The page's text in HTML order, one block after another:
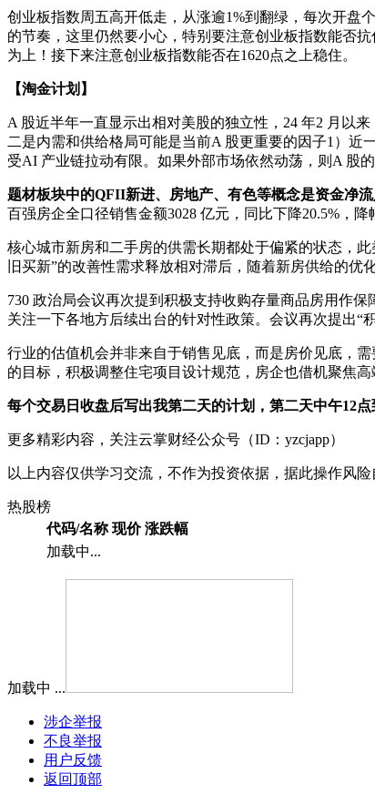
创业板指数周五高开低走，从涨逾1%到翻绿，每次开盘
的节奏，这里仍然要小心，特别要注意创业板指数能否
为上！接下来注意创业板指数能否在1620点之上稳住。
【淘金计划】
A 股近半年一直显示出相对美股的独立性，24 年2 月以
二是内需和供给格局可能是当前A 股更重要的因子1）
受AI 产业链拉动有限。如果外部市场依然动荡，则A 股
题材板块中的QFII新进、房地产、有色等概念是资金净
百强房企全口径销售金额3028 亿元，同比下降20.5%，
核心城市新房和二手房的供需长期都处于偏紧的状态，
旧买新”的改善性需求释放相对滞后，随着新房供给的优
730 政治局会议再次提到积极支持收购存量商品房用作
关注一下各地方后续出台的针对性政策。会议再次提出“
行业的估值机会并非来自于销售见底，而是房价见底，
的目标，积极调整住宅项目设计规范，房企也借机聚焦
每个交易日 收盘后写出我第二天的计划，第二天中午12
更多精彩内容，关注云掌财经公众号（ID：yzcjapp）
以上内容仅供学习交流，不作为投资依据，据此操作风
热股榜
代码/名称 现价 涨跌幅
加载中...
加载中 ...
涉企举报
不良举报
用户反馈
返回顶部